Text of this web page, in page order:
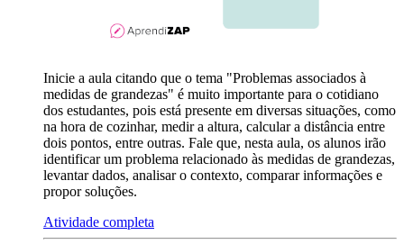
Inicie a aula citando que o tema "Problemas associados à
medidas de grandezas" é muito importante para o cotidiano
dos estudantes, pois está presente em diversas situações, como
na hora de cozinhar, medir a altura, calcular a distância entre
dois pontos, entre outras. Fale que, nesta aula, os alunos irão
identificar um problema relacionado às medidas de grandezas,
levantar dados, analisar o contexto, comparar informações e
propor soluções.
Atividade completa